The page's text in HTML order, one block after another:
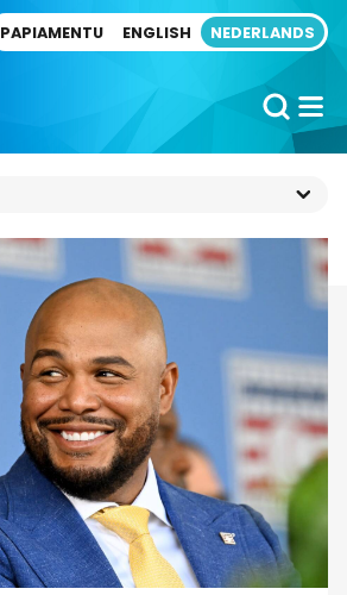
PAPIAMENTU ENGLISH NEDERLANDS